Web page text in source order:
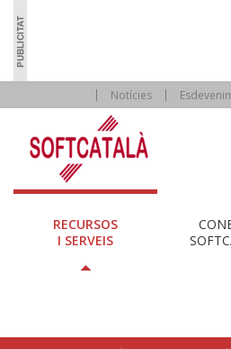
Notícies
RECURSOS
I SERVEIS